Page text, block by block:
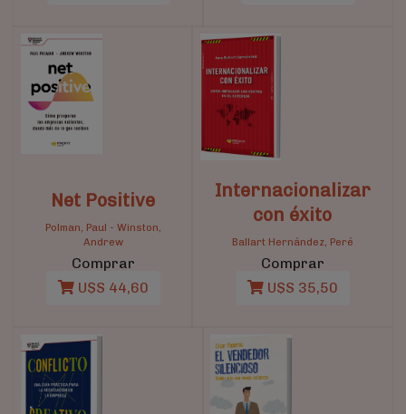
Net Positive
Polman, Paul - Winston,
Andrew
Comprar
U$S 44,60
Internacionalizar
con éxito
Ballart Hernández, Peré
Comprar
U$S 35,50